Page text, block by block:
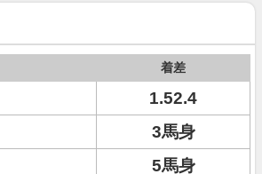
着差
1.52.4
3馬身
5馬身